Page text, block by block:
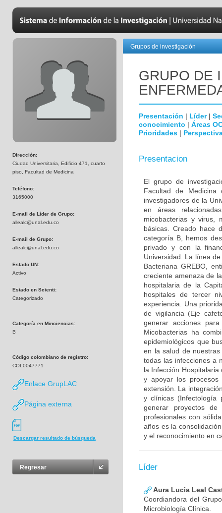
Dirección:
Ciudad Universitaria, Edificio 471, cuarto
piso, Facultad de Medicina
Teléfono:
3165000
E-mail de Líder de Grupo:
allealc@unal.edu.co
E-mail de Grupo:
allealc@unal.edu.co
Estado UN:
Activo
Estado en Scienti:
Categorizado
Categoría en Minciencias:
B
Código colombiano de registro:
COL0047771
Enlace GrupLAC
Página externa
Descargar resultado de búsqueda
Regresar
Grupos de investigación
GRUPO DE
Presentación | Líder|
conocimiento | Áreas
Prioridades |
Presentacion
El grupo de
Facultad de
investigadores de la
en áreas
micobacterias y virus,
básicas. Creado hace
categoría B, hemos
privado y con la
Universidad. La línea
Bacteriana GREBO,
creciente amenaza de
hospitalaria de la
hospitales de tercer
experiencia. Una
de vigilancia (Eje
generar acciones
Micobacterias ha
epidemiológicos que
en la salud de
todas las infecciones a
la Infección
y apoyar los
extensión. La
y clínicas (Infectología
generar proyectos
profesionales con
años es la
y el reconocimiento en
Líder
Aura Lucia Leal
Coordiandora del
Microbiología Clínica.